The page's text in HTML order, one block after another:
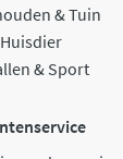
& Tuin
Huisdier
& Sport